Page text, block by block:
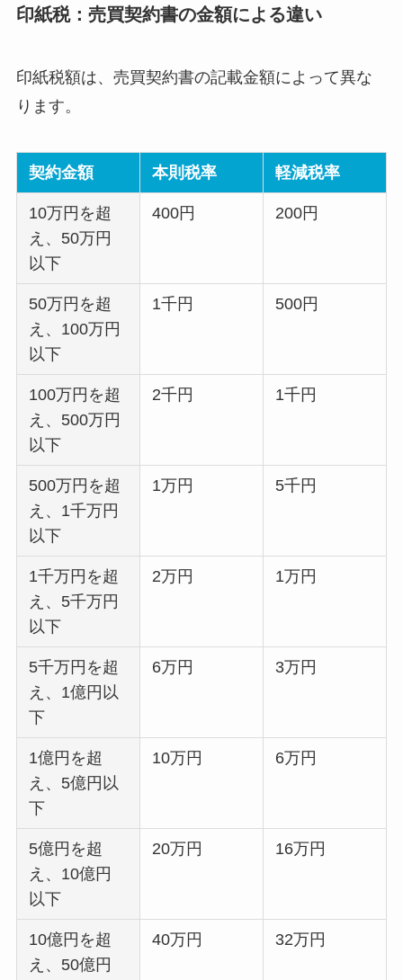
印紙税：売買契約書の金額による違い
印紙税額は、売買契約書の記載金額によって異な
ります。
契約金額 本則税率 軽減税率
10万円を超
え、50万円
以下
400円 200円
50万円を超
え、100万円
以下
1千円 500円
100万円を超
え、500万円
以下
2千円 1千円
500万円を超
え、1千万円
以下
1万円 5千円
1千万円を超
え、5千万円
以下
2万円 1万円
5千万円を超
え、1億円以
下
6万円 3万円
1億円を超
え、5億円以
下
10万円 6万円
5億円を超
え、10億円
以下
20万円 16万円
10億円を超
え、50億円
40万円 32万円